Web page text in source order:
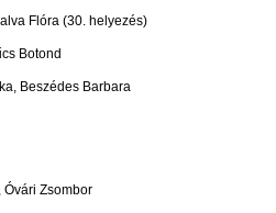
Flóra (30. helyezés)
Botond
Beszédes Barbara
Óvári Zsombor